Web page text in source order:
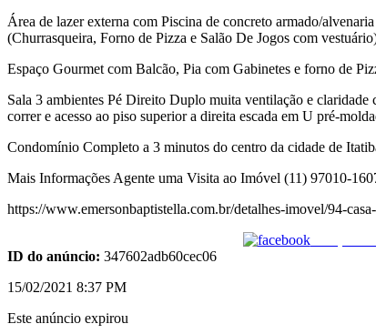
Área de lazer externa com Piscina de concreto armado/
(Churrasqueira, Forno de Pizza e Salão De Jogos com
Espaço Gourmet com Balcão, Pia com Gabinetes e forno de
Sala 3 ambientes Pé Direito Duplo muita ventilação e
correr e acesso ao piso superior a direita escada em U pré-
Condomínio Completo a 3 minutos do centro da cidade de
Mais Informações Agente uma Visita ao Imóvel (11) 97010-
https://www.emersonbaptistella.com.br/detalhes-imovel/94-
ID do anúncio: 347602adb60cec06
15/02/2021 8:37 PM
Este anúncio expirou